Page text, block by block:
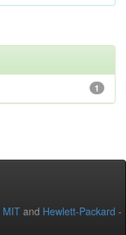
1
MIT and Hewlett-Packard -